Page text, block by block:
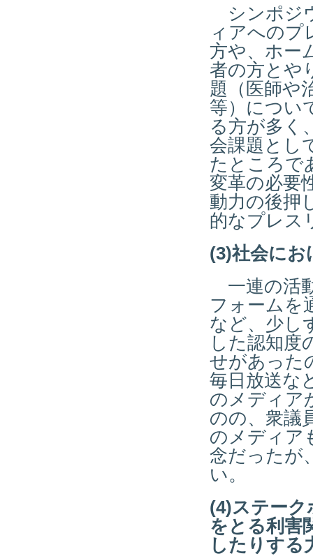
シンポジ
ィアへのプ
方や、ホー
者の方とや
題（医師や
等）につい
る方が多く
会課題とし
たところで
変革の必要
動力の後押
的なプレス
(3)社会にお
一連の活
フォームを
など、少し
した認知度
せがあった
毎日放送な
のメディア
のの、衆議
のメディア
念だったが
い。
(4)ステーク
をとる利害
したりする